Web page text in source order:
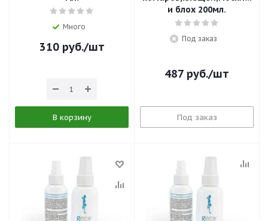
Много
310руб./шт
В корзину
и блох 200мл.
Под заказ
487 руб./шт
Под заказ